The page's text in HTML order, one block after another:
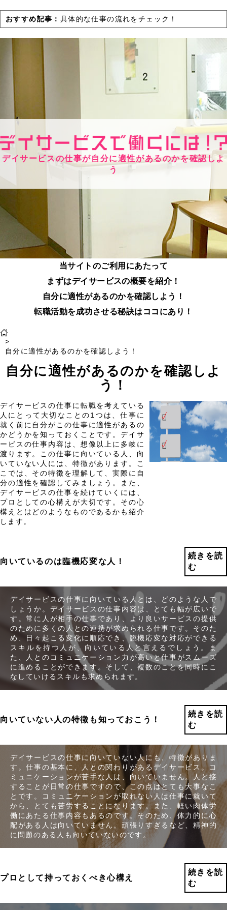
おすすめ記事： 具体的な仕事の流れをチェック！
デイサービスの仕事が自分に適性があるのかを確認しよ
う
当サイトのご利用にあたって
まずはデイサービスの概要を紹介！
自分に適性があるのかを確認しよう！
転職活動を成功させる秘訣はココにあり！
>
自分に適性があるのかを確認しよう！
自分に適性があるのかを確認しよ
う！
デイサービスの仕事に転職を考えている
人にとって大切なことの1つは、仕事に
就く前に自分がこの仕事に適性があるの
かどうかを知っておくことです。デイサ
ービスの仕事内容は、想像以上に多岐に
渡ります。この仕事に向いている人、向
いていない人には、特徴があります。こ
こでは、その特徴を理解して、実際に自
分の適性を確認してみましょう。また、
デイサービスの仕事を続けていくには、
プロとしての心構えが大切です。その心
構えとはどのようなものであるかも紹介
します。
向いているのは臨機応変な人！
続きを読
む
デイサービスの仕事に向いている人とは、どのような人で
しょうか。デイサービスの仕事内容は、とても幅が広いで
す。常に人が相手の仕事であり、より良いサービスの提供
のために多くの人との連携が求められる仕事です。そのた
め、日々起こる変化に順応でき、臨機応変な対応ができる
スキルを持つ人が、向いている人と言えるでしょう。ま
た、人とのコミュニケーション力が高いと仕事がスムーズ
に進めることができます。そして、複数のことを同時にこ
なしていけるスキルも求められます。
向いていない人の特徴も知っておこう！
続きを読
む
デイサービスの仕事に向いていない人にも、特徴がありま
す。仕事の基本に、人との関わりがあるデイサービス。コ
ミュニケーションが苦手な人は、向いていません。人と接
することが日常の仕事ですので、この点はとても大事なこ
とです。コミュニケーションが取れない人は仕事に就いて
から、とても苦労することになります。また、軽い肉体労
働にあたる仕事内容もあるのです。そのため、体力的に心
配がある人は向いていません。頑張りすぎるなど、精神的
に問題のある人も向いていないのです。
プロとして持っておくべき心構え
続きを読
む